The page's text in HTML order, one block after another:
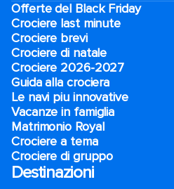
Offerte del Black Friday
Crociere last minute
Crociere brevi​
Crociere di natale​
Crociere 2026-2027
Guida alla crociera
Le navi piu innovative
Vacanze in famiglia
Matrimonio Royal
Crociere a tema
Crociere di gruppo
Destinazioni